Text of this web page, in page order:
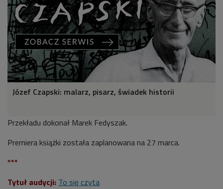
Józef Czapski: malarz, pisarz, świadek historii
Przekładu dokonał Marek Fedyszak.
Premiera książki została zaplanowana na 27 marca.
***
Tytuł audycji: To się czyta